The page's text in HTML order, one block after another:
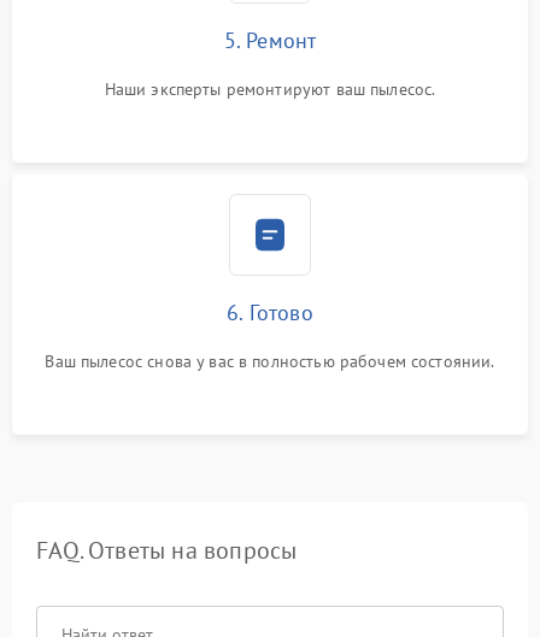
5. Ремонт
Наши эксперты ремонтируют ваш пылесос.
6. Готово
Ваш пылесос снова у вас в полностью рабочем состоянии.
FAQ. Ответы на вопросы